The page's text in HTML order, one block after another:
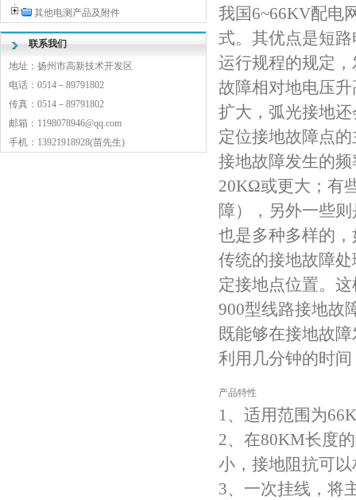
其他电测产品及附件
联系我们
地址：扬州市高新技术开发区
电话：0514－89791802
传真：0514－89791802
邮箱：1198078946@qq.com
手机：13921918928(苗先生)
我国6~66KV配电
式。其优点是短
运行规程的规定
故障相对地电压
扩大，弧光接地
定位接地故障点
接地故障发生的
20KΩ或更大；有
障），另外一些
也是多种多样的
传统的接地故障
定接地点位置。
900型线路接地故
既能够在接地故
利用几分钟的时
产品特性
1、适用范围为
2、在80KM长度
小，接地阻抗可
3、一次挂线，将